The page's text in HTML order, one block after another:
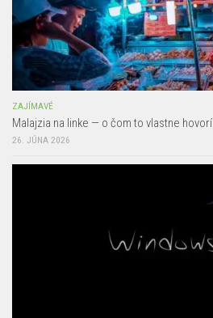
ZAJÍMAVÉ
Malajzia na linke — o čom to vlastne hovorí
26. JÚNA 2026